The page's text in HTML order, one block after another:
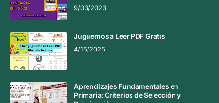
9/03/2023
Juguemos a Leer PDF Gratis
4/15/2025
Aprendizajes Fundamentales en
Primaria: Criterios de Selección y